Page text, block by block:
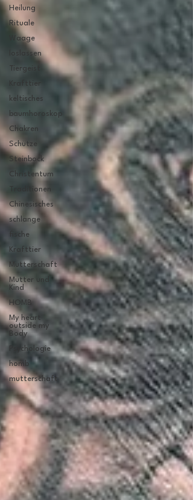
Heilung
Rituale
Waage
loslassen
Tiergeist
Krafttier
keltisches
baumhoroskop
Chakren
Schütze
Steinbock
Christentum
Traditionen
Chinesisches
schlange
fische
Krafttier
Mutterschaft
Mutter und
Kind
HOMB
My heart
outside my
Body
Psychologie
homb
mutterschaft